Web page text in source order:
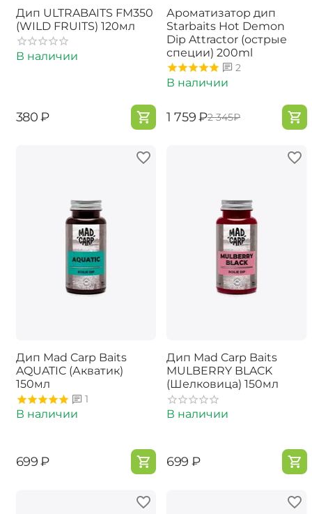
Дип ULTRABAITS FM350
(WILD FRUITS) 120мл
В наличии
‍380‍ ₽
Ароматизатор дип
Starbaits Hot Demon
Dip Attractor (острые
специи) 200ml
2
В наличии
‍1 759‍₽‍2 345‍₽
Дип Mad Carp Baits
AQUATIC (Акватик)
150мл
1
В наличии
‍699‍ ₽
Дип Mad Carp Baits
MULBERRY BLACK
(Шелковица) 150мл
В наличии
‍699‍ ₽